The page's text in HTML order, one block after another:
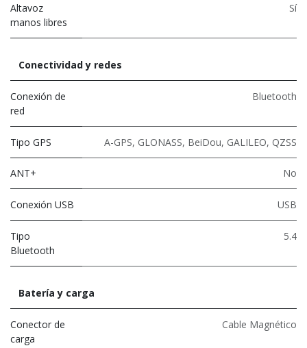
Altavoz
manos libres
Sí
Conectividad y redes
Conexión de
red
Bluetooth
Tipo GPS A-GPS, GLONASS, BeiDou, GALILEO, QZSS
ANT+ No
Conexión USB USB
Tipo
Bluetooth
5.4
Batería y carga
Conector de
carga
Cable Magnético